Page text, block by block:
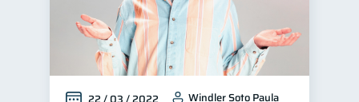
Windler Soto Paula